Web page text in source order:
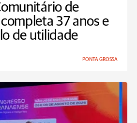
de
37 anos e
de utilidade
PONTA GROSSA